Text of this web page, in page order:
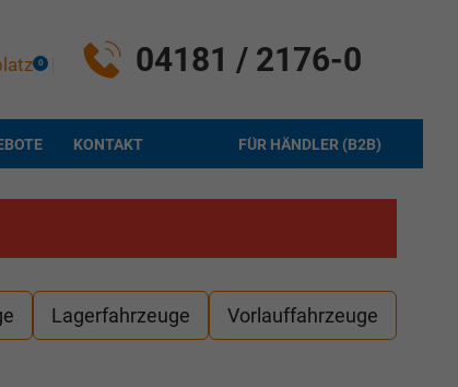
04181 / 2176-0
0
FÜR HÄNDLER (B2B)
KONTAKT
Lagerfahrzeuge Vorlauffahrzeuge